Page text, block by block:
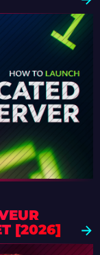
[2026]